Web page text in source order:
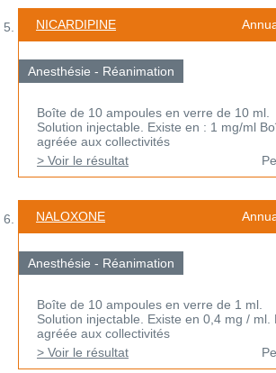
NICARDIPINE
Anesthésie - Réanimation
Boîte de 10 ampoules en verre de 10 ml.
Solution injectable. Existe en : 1 mg/ml
agréée aux collectivités
> Voir le résultat
NALOXONE
Anesthésie - Réanimation
Boîte de 10 ampoules en verre de 1 ml.
Solution injectable. Existe en 0,4 mg / ml.
agréée aux collectivités
> Voir le résultat